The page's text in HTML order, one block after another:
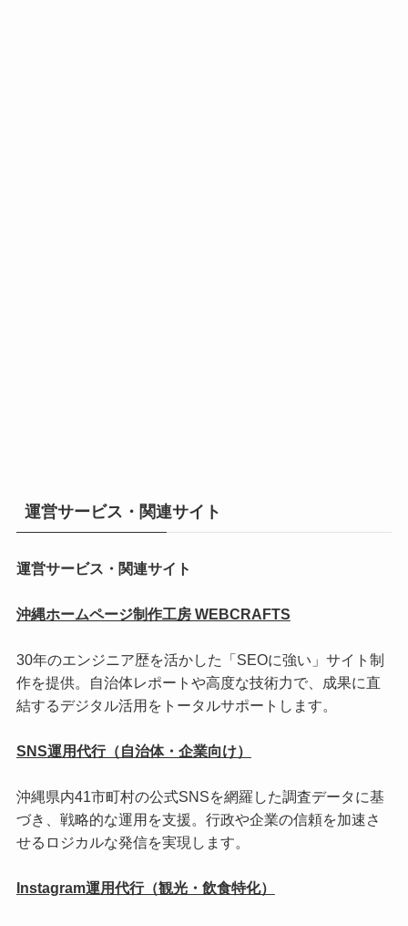
運営サービス・関連サイト
運営サービス・関連サイト
沖縄ホームページ制作工房 WEBCRAFTS
30年のエンジニア歴を活かした「SEOに強い」サイト制
作を提供。自治体レポートや高度な技術力で、成果に直
結するデジタル活用をトータルサポートします。
SNS運用代行（自治体・企業向け）
沖縄県内41市町村の公式SNSを網羅した調査データに基
づき、戦略的な運用を支援。行政や企業の信頼を加速さ
せるロジカルな発信を実現します。
Instagram運用代行（観光・飲食特化）